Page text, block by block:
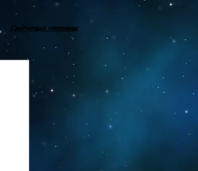
Следующая страница